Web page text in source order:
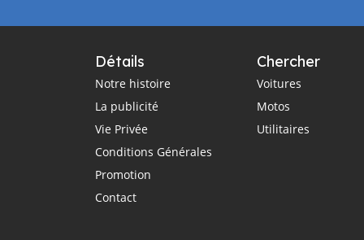
Détails
Notre histoire
La publicité
Vie Privée
Conditions Générales
Promotion
Contact
Chercher
Voitures
Motos
Utilitaires